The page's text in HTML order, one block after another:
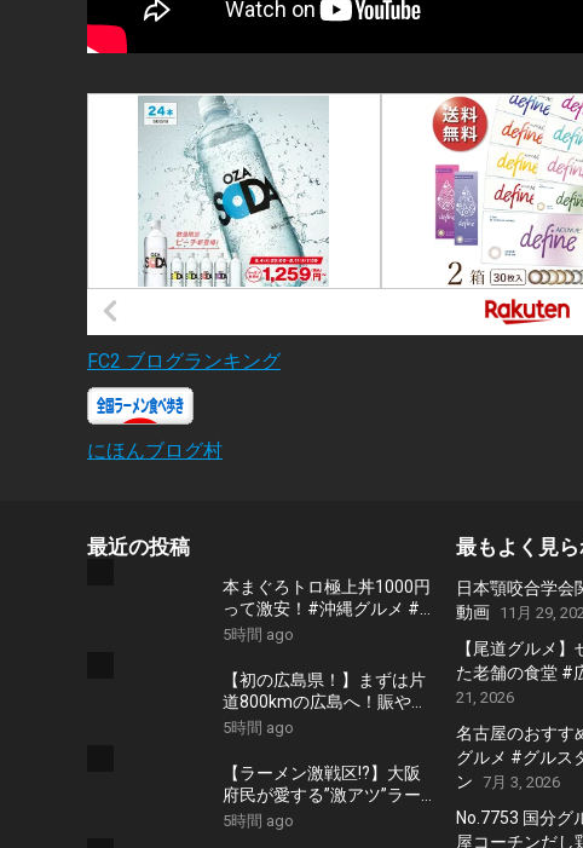
FC2 ブログランキング
にほんブログ村
最近の投稿
本まぐろトロ極上丼1000円
って激安！#沖縄グルメ #
沖縄食堂 #ひとり飯 #海鮮
5時間 ago
【初の広島県！】まずは片
道800kmの広島へ！賑やか
家族5人で8泊9日中国地方
る尾道と家族大絶賛のご当
地ラーメン｜高規格なりん
くうRVパーク＜キャンピン
グカーで全国制覇！＞
5時間 ago
【ラーメン激戦区!?】大阪
府民が愛する”激アツ”ラー
メン特集‼︎【2020年2月27
5時間 ago
最もよく見
日本顎咬合学会
動画
11月 29,
【尾道グルメ
た老舗の食堂 #
21, 2026
名古屋のおすす
グルメ #グルス
ン 7月 3, 2026
No.7753 国分グ
屋コーチンだし